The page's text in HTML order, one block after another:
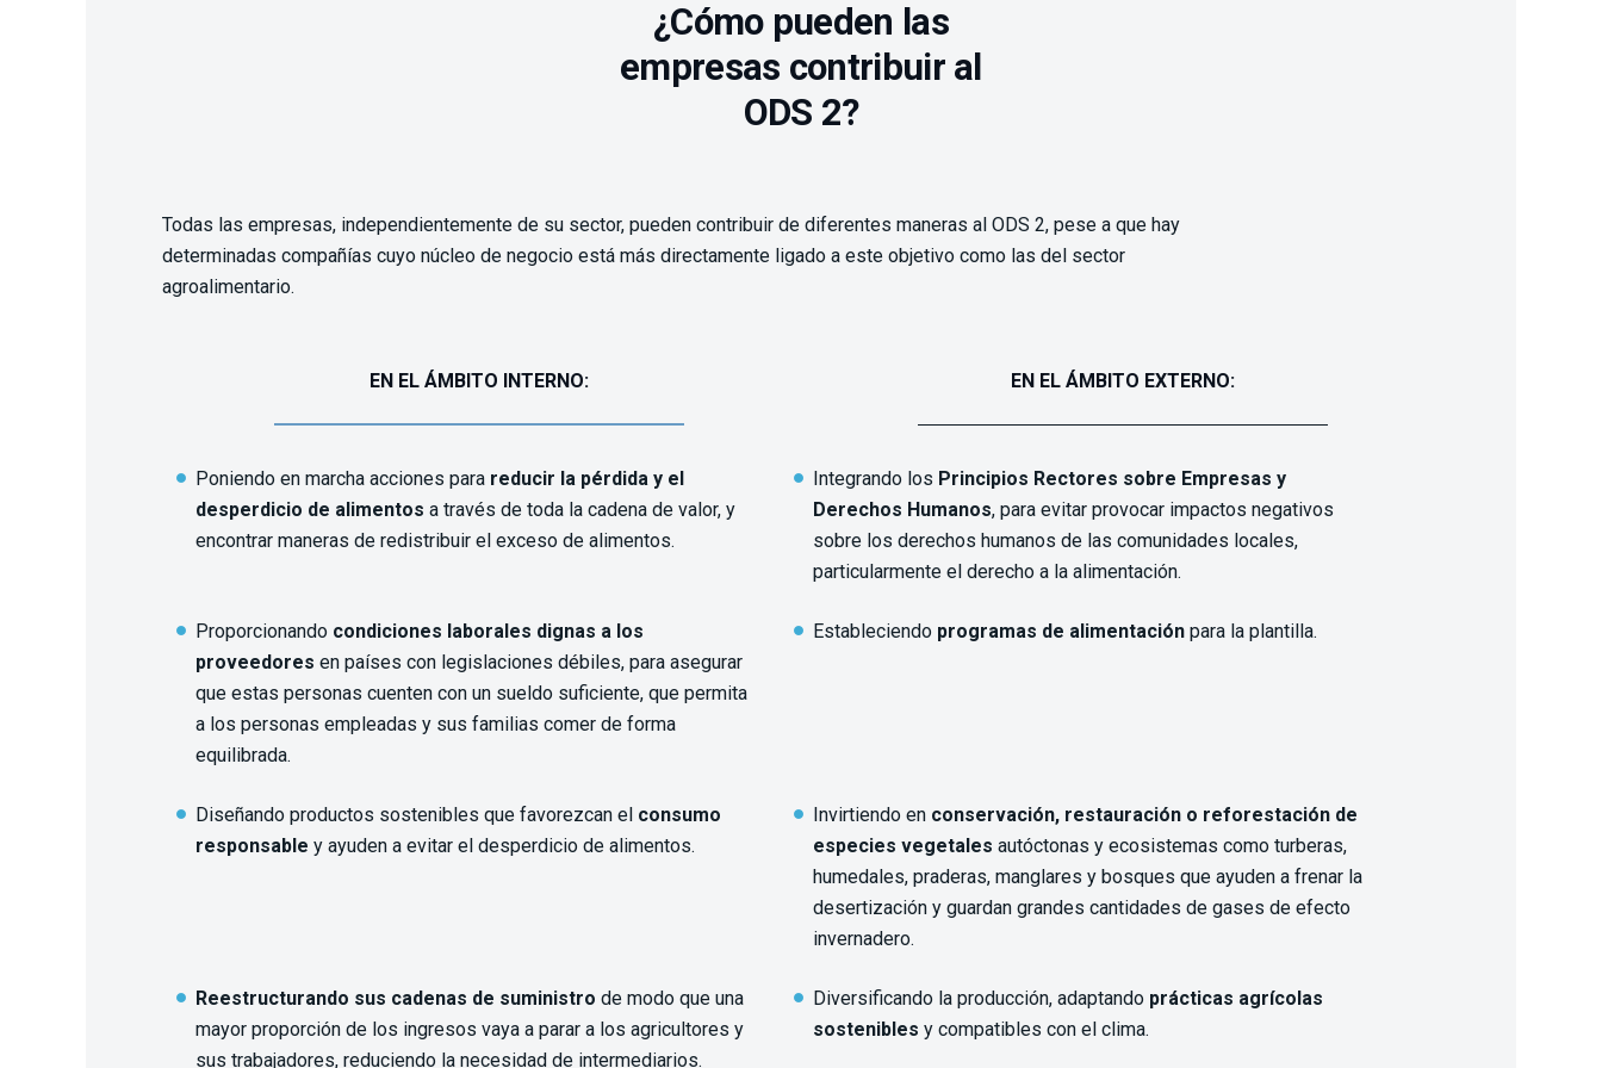
¿Cómo pueden las
empresas contribuir al
ODS 2?
Todas las empresas, independientemente de su sector, pueden contribuir de diferentes maneras al ODS 2, pese a que hay
determinadas compañías cuyo núcleo de negocio está más directamente ligado a este objetivo como las del sector
agroalimentario.
EN EL ÁMBITO INTERNO:
Poniendo en marcha acciones para reducir la pérdida y el
desperdicio de alimentos a través de toda la cadena de valor, y
encontrar maneras de redistribuir el exceso de alimentos.
Integrando los Principios Rectores sobre Empresas y
Derechos Humanos, para evitar provocar impactos negativos
sobre los derechos humanos de las comunidades locales,
particularmente el derecho a la alimentación.
Proporcionando condiciones laborales dignas a los
proveedores en países con legislaciones débiles, para asegurar
que estas personas cuenten con un sueldo suficiente, que permita
a los personas empleadas y sus familias comer de forma
equilibrada.
Estableciendo programas de alimentación para la plantilla.
Diseñando productos sostenibles que favorezcan el consumo
responsable y ayuden a evitar el desperdicio de alimentos.
Invirtiendo en conservación, restauración o reforestación de
especies vegetales autóctonas y ecosistemas como turberas,
humedales, praderas, manglares y bosques que ayuden a frenar la
desertización y guardan grandes cantidades de gases de efecto
invernadero.
Reestructurando sus cadenas de suministro de modo que una
mayor proporción de los ingresos vaya a parar a los agricultores y
sus trabajadores, reduciendo la necesidad de intermediarios.
Diversificando la producción, adaptando prácticas agrícolas
sostenibles y compatibles con el clima.
EN EL ÁMBITO EXTERNO: